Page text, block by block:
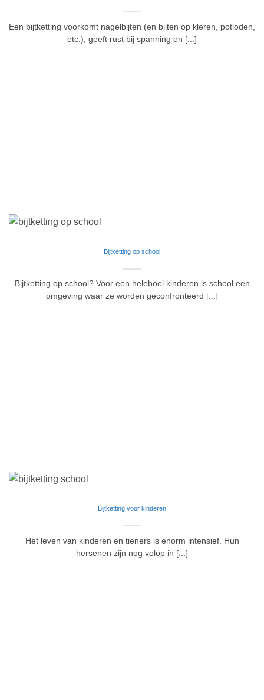
Een bijtketting voorkomt nagelbijten (en bijten op kleren, potloden,
etc.), geeft rust bij spanning en [...]
Bijtketting op school
Bijtketting op school? Voor een heleboel kinderen is school een
omgeving waar ze worden geconfronteerd [...]
Bijtketting voor kinderen
Het leven van kinderen en tieners is enorm intensief. Hun
hersenen zijn nog volop in [...]